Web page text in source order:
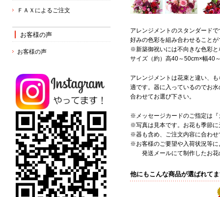
アレンジメントのスタンダード
好みの色彩を組み合わせること
※新築御祝いには不向きな色彩
サイズ（約）高40～50cm×幅40
アレンジメントは花束と違い、
適です。器に入っているのでお
合わせてお選び下さい。
※メッセージカードのご指定は
※写真は見本です。お花も季節
※器も含め、ご注文内容に合わ
※お客様のご要望や入荷状況等
発送メールにて制作したお花
他にもこんな商品が選ばれて
ＦＡＸによるご注文
お客様の声
お客様の声